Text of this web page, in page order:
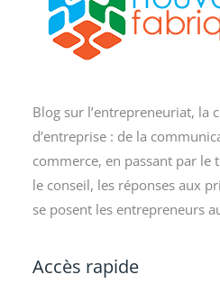
Blog sur l’entrepreneuriat, la
d’entreprise : de la
commerce, en passant par le
le conseil, les réponses aux
se posent les entrepreneurs
Accès rapide